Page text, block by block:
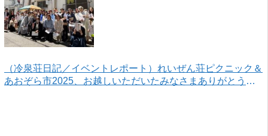
（冷泉荘日記／イベントレポート）れいぜん荘ピクニック＆
あおぞら市2025、お越しいただいたみなさまありがとうご